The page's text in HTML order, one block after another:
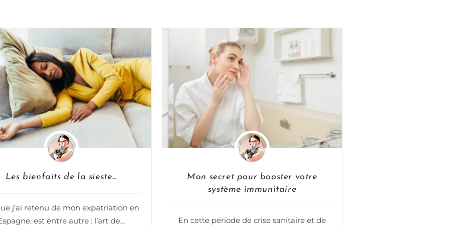
Les bienfaits de la sieste…
j’ai retenu de mon expatriation en
est entre autre : l’art de…
Mon secret pour booster votre
système immunitaire
En cette période de crise sanitaire et de